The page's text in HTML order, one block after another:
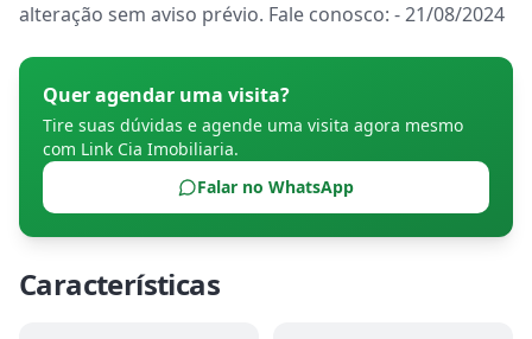
alteração sem aviso prévio. Fale conosco: - 21/08/2024
Quer agendar uma visita?
Tire suas dúvidas e agende uma visita agora mesmo
com Link Cia Imobiliaria.
Falar no WhatsApp
Características